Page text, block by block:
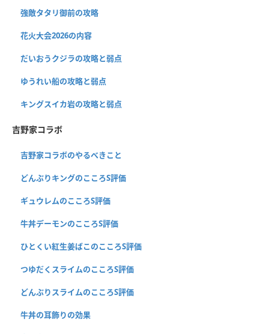
強敵タタリ御前の攻略
花火大会2026の内容
だいおうクジラの攻略と弱点
ゆうれい船の攻略と弱点
キングスイカ岩の攻略と弱点
吉野家コラボ
吉野家コラボのやるべきこと
どんぶりキングのこころS評価
ギュウレムのこころS評価
牛丼デーモンのこころS評価
ひとくい紅生姜ばこのこころS評価
つゆだくスライムのこころS評価
どんぶりスライムのこころS評価
牛丼の耳飾りの効果